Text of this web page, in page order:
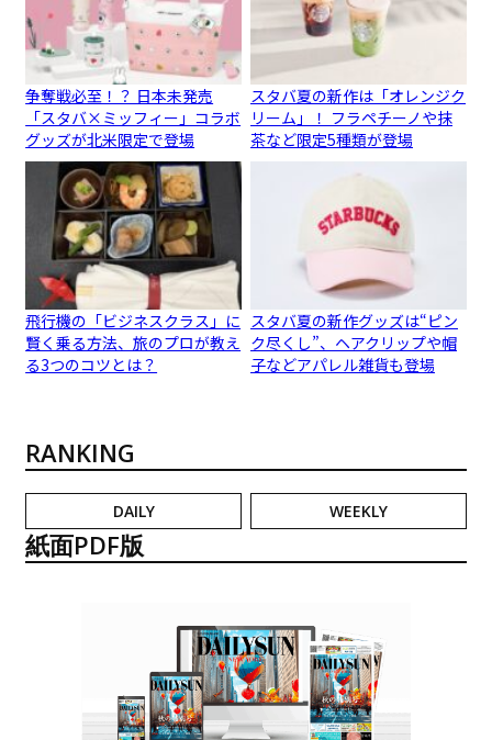
争奪戦必至！？ 日本未発売
「スタバ×ミッフィー」コラボ
グッズが北米限定で登場
スタバ夏の新作は「オレンジク
リーム」！ フラペチーノや抹
茶など限定5種類が登場
飛行機の「ビジネスクラス」に
賢く乗る方法、旅のプロが教え
る3つのコツとは？
スタバ夏の新作グッズは“ピン
ク尽くし”、ヘアクリップや帽
子などアパレル雑貨も登場
RANKING
DAILY WEEKLY
紙面PDF版